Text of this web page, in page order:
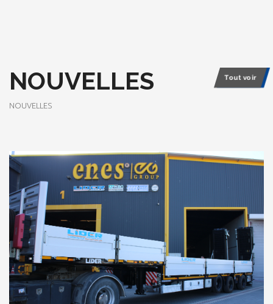
NOUVELLES
NOUVELLES
Tout voir